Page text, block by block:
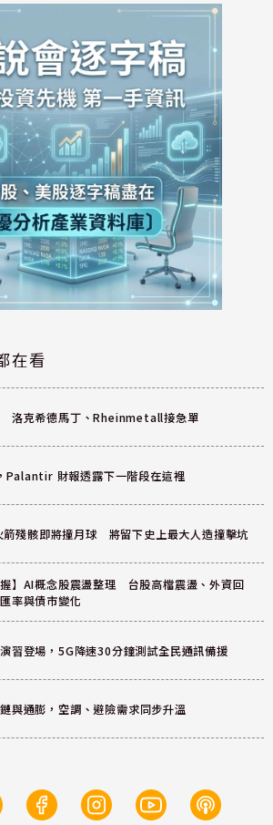
在看
洛克希德馬丁、Rheinmetall接急單
Palantir 財報透露下一階段在這裡
殘骸即將撞月球 將留下史上最大人造撞擊坑
握】AI概念股震盪整理 台股高檔震盪、外資回
率與債市變化
習登場，5G降速30分鐘測試全民通訊備援
與通膨，空調、避險需求同步升溫